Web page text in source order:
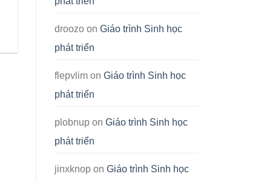
droozo on Giáo trình Sinh học
phát triển
flepvlim on Giáo trình Sinh học
phát triển
plobnup on Giáo trình Sinh học
phát triển
jinxknop on Giáo trình Sinh học